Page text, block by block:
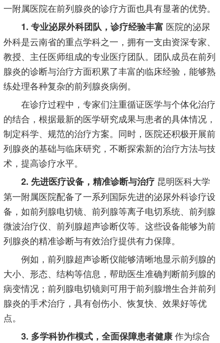
一附属医院在前列腺炎的诊疗方面也具有显著的优势。
1. 专业泌尿外科团队，诊疗经验丰富 医院的泌尿
外科是云南省的重点学科之一，拥有一支由资深专家、
教授、主任医师组成的专业医疗团队。团队成员在前列
腺炎的诊断与治疗方面积累了丰富的临床经验，能够熟
练处理各种复杂的前列腺炎病例。
在诊疗过程中，专家们注重循证医学与个体化治疗
的结合，根据最新的医学研究成果与患者的具体情况，
制定科学、规范的治疗方案。同时，医院还积极开展前
列腺炎的基础与临床研究，不断探索新的治疗方法与技
术，提高诊疗水平。
2. 先进医疗设备，精准诊断与治疗 昆明医科大学
第一附属医院配备了一系列国际先进的泌尿外科诊疗设
备，如前列腺电切镜、前列腺等离子电切系统、前列腺
微波治疗仪、前列腺超声诊断仪等。这些设备能够为前
列腺炎的精准诊断与有效治疗提供有力保障。
例如，前列腺超声诊断仪能够清晰地显示前列腺的
大小、形态、结构等信息，帮助医生准确判断前列腺的
病变情况；前列腺电切镜则可用于前列腺增生合并前列
腺炎的手术治疗，具有创伤小、恢复快、效果好等优
点。
3. 多学科协作模式，全面保障患者健康作为综合